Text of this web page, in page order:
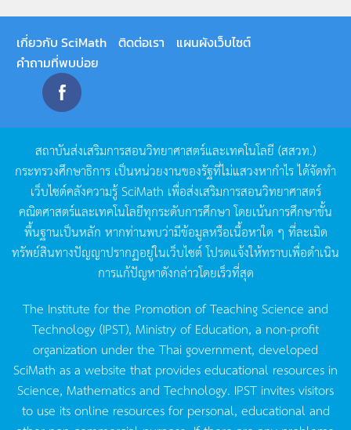
เกี่ยวกับ SciMath ติดต่อเรา
แผนผังเว็บไซต์
คำถามที่พบบ่อย
สถาบันส่งเสริมการสอนวิทยาศาสตร์และเทคโนโลยี (สสวท.)
กระทรวงศึกษาธิการ เป็นหน่วยงานของรัฐที่ไม่แสวงหากำไรได้จัดทำ
เว็บไซต์คลังความรู้SciMath เพื่อส่งเสริมการสอนวิทยาศาสตร์
คณิตศาสตร์และเทคโนโลยีทุกระดับการศึกษา โดยเน้นการศึกษาขั้น
พื้นฐานเป็นหลัก หากท่านพบว่ามีข้อมูลหรือเนื้อหาใด ๆ ที่ละเมิด
ทรัพย์สินทางปัญญาปรากฏอยู่ในเว็บไซต์โปรดแจ้งให้ทราบเพื่อดำเนิน
การแก้ปัญหาดังกล่าวโดยเร็วที่สุด
The Institute for the Promotion of Teaching Science and
Technology (IPST), Ministry of Education, a non-profit
organization under the Thai government, developed
SciMath as a website that provides educational resources in
Science, Mathematics and Technology. IPST invites visitors
to use its online resources for personal, educational and